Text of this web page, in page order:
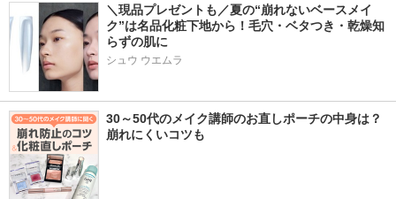
＼現品プレゼントも／夏の“崩れないベースメイ
ク”は名品化粧下地から！毛穴・ベタつき・乾燥知
らずの肌に
シュウ ウエムラ
30～50代のメイク講師のお直しポーチの中身は？
崩れにくいコツも